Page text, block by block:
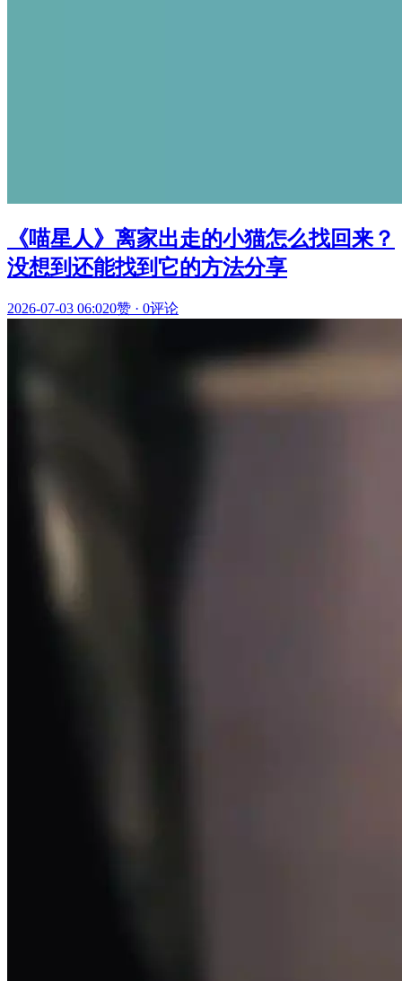
《喵星人》离家出走的小猫怎么找回来？
没想到还能找到它的方法分享
2026-07-03 06:020赞 · 0评论